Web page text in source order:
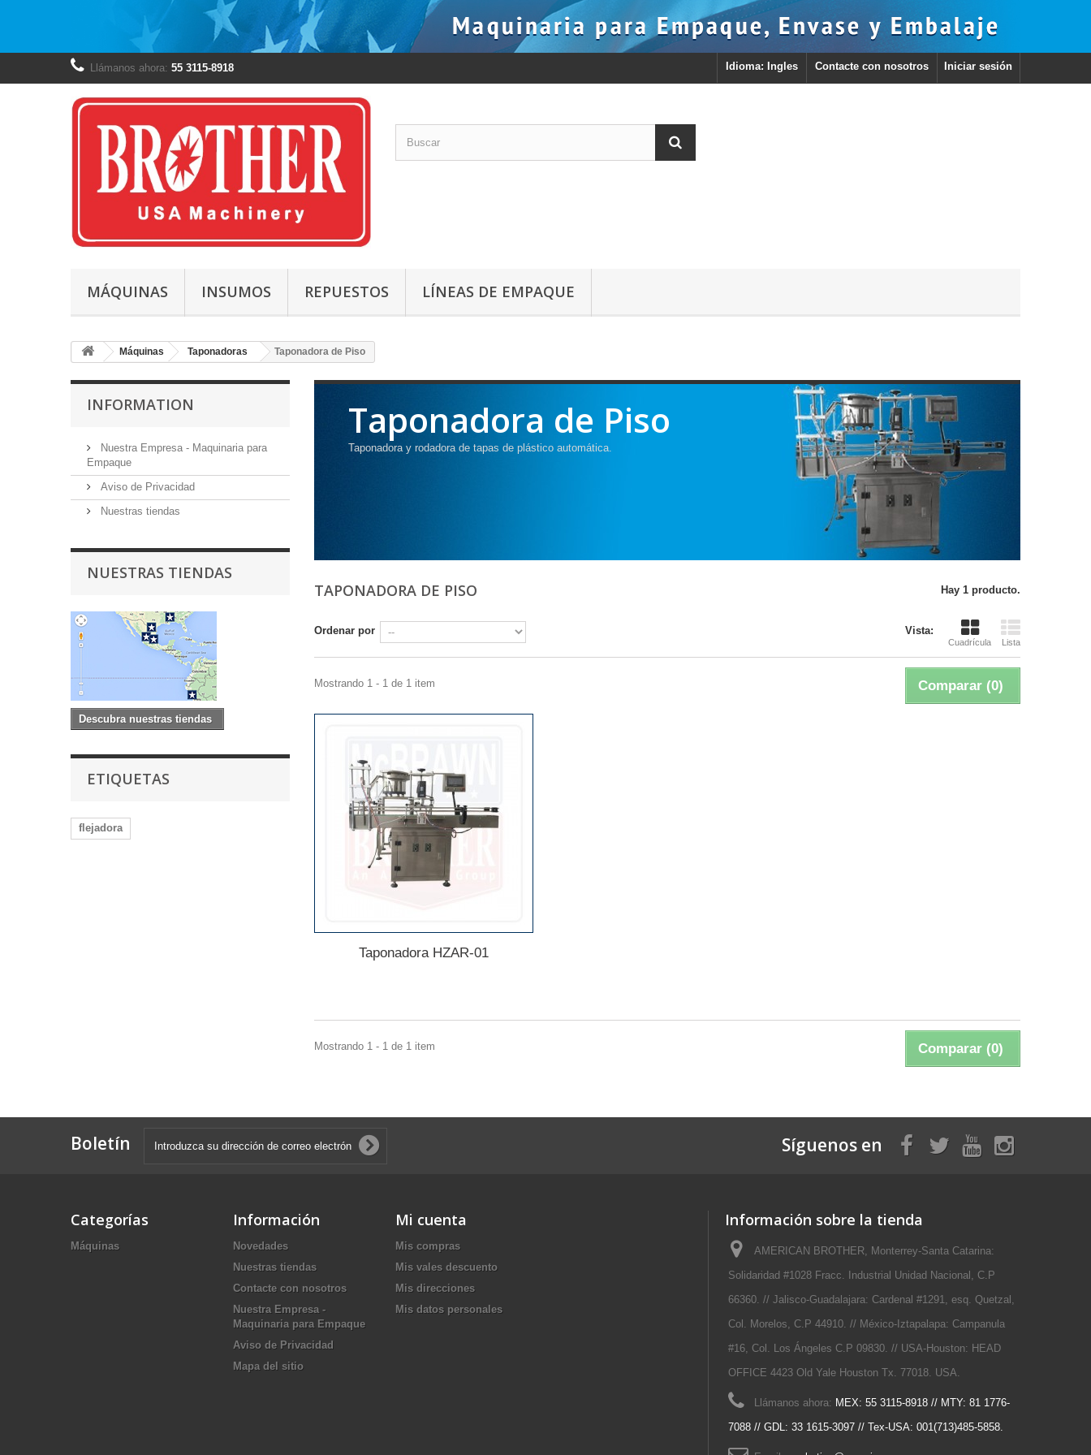
Iniciar sesión
Contacte con nosotros
Llámanos ahora: 55 3115-8918 Idioma: Ingles
MÁQUINAS INSUMOS REPUESTOS LÍNEAS DE EMPAQUE
Máquinas Taponadoras Taponadora de Piso
INFORMATION
Nuestra Empresa - Maquinaria para
Empaque
Aviso de Privacidad
Nuestras tiendas
NUESTRAS TIENDAS
Descubra nuestras tiendas
ETIQUETAS
flejadora
Taponadora de Piso
Taponadora y rodadora de tapas de plástico automática.
TAPONADORA DE PISO Hay 1 producto.
Vista:
Cuadrícula Lista
Ordenar por
Comparar (0)
Mostrando 1 - 1 de 1 item
Taponadora HZAR-01
Comparar (0)
Mostrando 1 - 1 de 1 item
Boletín Síguenos en
Categorías
Máquinas
Información
Novedades
Nuestras tiendas
Contacte con nosotros
Nuestra Empresa -
Maquinaria para Empaque
Aviso de Privacidad
Mapa del sitio
Mi cuenta
Mis compras
Mis vales descuento
Mis direcciones
Mis datos personales
Información sobre la tienda
AMERICAN BROTHER, Monterrey-Santa Catarina:
Solidaridad #1028 Fracc. Industrial Unidad Nacional, C.P
66360. // Jalisco-Guadalajara: Cardenal #1291, esq. Quetzal,
Col. Morelos, C.P 44910. // México-Iztapalapa: Campanula
#16, Col. Los Ángeles C.P 09830. // USA-Houston: HEAD
OFFICE 4423 Old Yale Houston Tx. 77018. USA.
Llámanos ahora: MEX: 55 3115-8918 // MTY: 81 1776-
7088 // GDL: 33 1615-3097 // Tex-USA: 001(713)485-5858.